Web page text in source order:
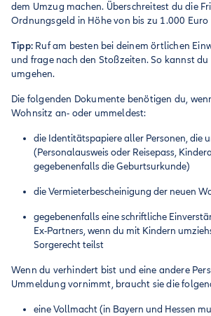
dem Umzug machen. Überschreitest du die
Ordnungsgeld in Höhe von bis zu 1.000
Tipp: Ruf am besten bei deinem örtlichen
und frage nach den Stoßzeiten. So kannst
umgehen.
Die folgenden Dokumente benötigen du,
Wohnsitz an- oder ummeldest:
die Identitätspapiere aller Personen, die
(Personalausweis oder Reisepass,
gegebenenfalls die Geburtsurkunde)
die Vermieterbescheinigung der neuen
gegebenenfalls eine schriftliche
Ex-Partners, wenn du mit Kindern
Sorgerecht teilst
Wenn du verhindert bist und eine andere
Ummeldung vornimmt, braucht sie die
eine Vollmacht (in Bayern und Hessen